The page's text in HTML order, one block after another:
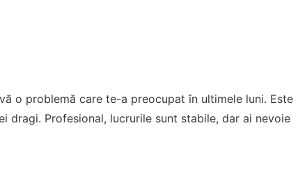
o problemă care te-a preocupat în ultimele luni. Este
dragi. Profesional, lucrurile sunt stabile, dar ai nevoie